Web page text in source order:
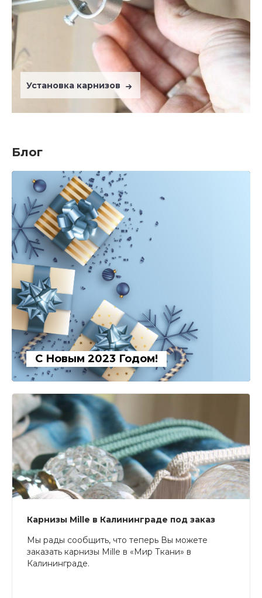
Установка карнизов
Блог
С Новым 2023 Годом!
Карнизы Mille в Калининграде под заказ
Мы рады сообщить, что теперь Вы можете
заказать карнизы Mille в «Мир Ткани» в
Калининграде.